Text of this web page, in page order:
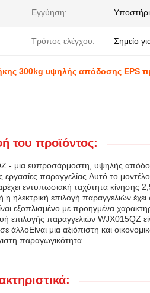
Εγγύηση:
Τρόπος ελέγχου: Σημείο
300kg υψηλής απόδοσης EPS
του προϊόντος:
- μια ευπροσάρμοστη, υψηλής
παραγγελίας.Αυτό το
εντυπωσιακή ταχύτητα κίνησης
επιλογή παραγγελιών έχει
εξοπλισμένο με προηγμένα
επιλογής παραγγελιών WJX015QZ
μια αξιόπιστη και
παραγωγικότητα.